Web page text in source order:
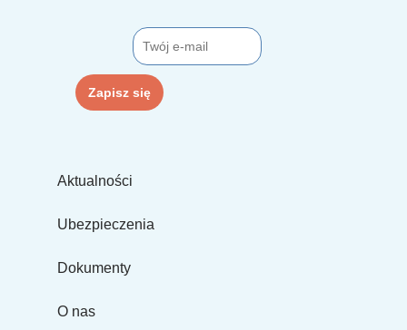
Aktualności
Ubezpieczenia
Dokumenty
O nas